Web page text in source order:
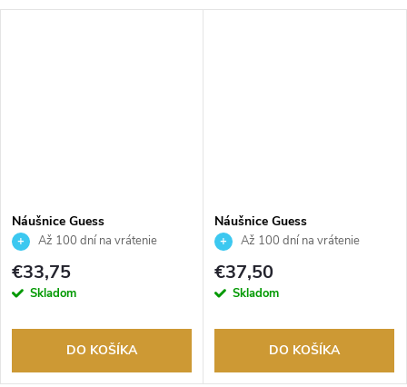
Náušnice Guess
JUBE05517JWRHT
Až 100 dní na vrátenie
tovaru. Autorizovaný predajca.
€33,75
Skladom
DO KOŠÍKA
Náušnice Guess
JUBE05209JWRHT
Až 100 dní na vrátenie
tovaru. Autorizovaný predajca.
€37,50
Skladom
DO KOŠÍKA